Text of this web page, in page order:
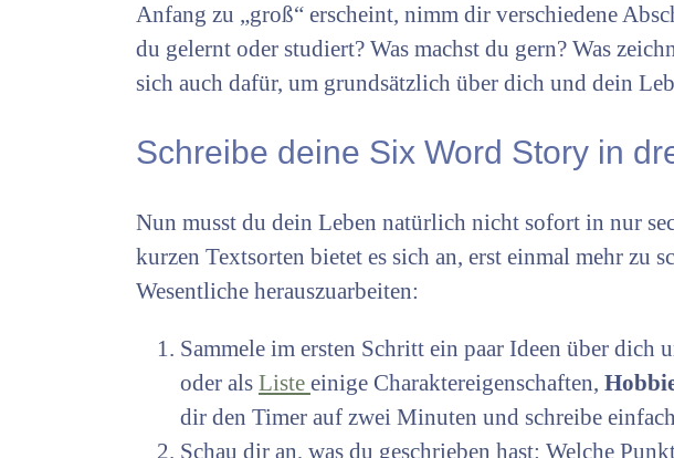
Anfang zu „groß“ erscheint, nimm dir verschiedene
du gelernt oder studiert? Was machst du gern? Was
sich auch dafür, um grundsätzlich über dich und dein
Schreibe deine Six Word Story in
Nun musst du dein Leben natürlich nicht sofort in nur
kurzen Textsorten bietet es sich an, erst einmal mehr zu
Wesentliche herauszuarbeiten:
Sammele im ersten Schritt ein paar Ideen über
oder als Liste einige Charaktereigenschaften,
dir den Timer auf zwei Minuten und schreibe
Schau dir an, was du geschrieben hast: Welche